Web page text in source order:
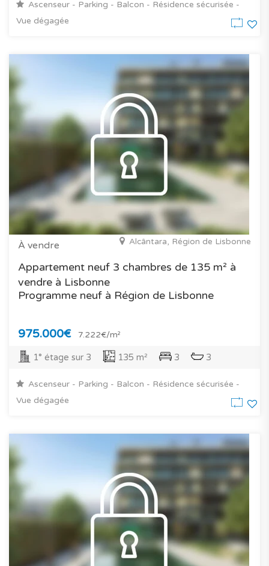
Ascenseur - Parking - Balcon - Résidence sécurisée -
Vue dégagée
À vendre Alcântara, Région de Lisbonne
Appartement neuf 3 chambres de 135 m² à
vendre à Lisbonne
Programme neuf à Région de Lisbonne
975.000€ 7.222€/m²
1° étage sur 3 135 m² 3 3
Ascenseur - Parking - Balcon - Résidence sécurisée -
Vue dégagée